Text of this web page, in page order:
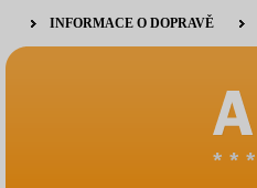
INFORMACE O DOPRAVĚ